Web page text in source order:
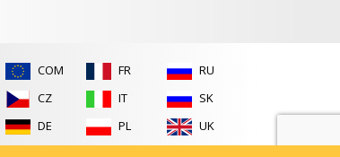
COM
CZ
DE
FR
IT
PL
RU
SK
UK